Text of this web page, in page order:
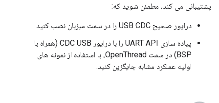
پشتیبانی می کند، مطمئن شوید که:
درایور صحیح USB CDC را در سمت میزبان نصب کنید
پیاده سازی UART API را با درایور CDC USB (همراه با
BSP) در سمت OpenThread، با استفاده از نمونه های
اولیه عملکرد مشابه جایگزین کنید.